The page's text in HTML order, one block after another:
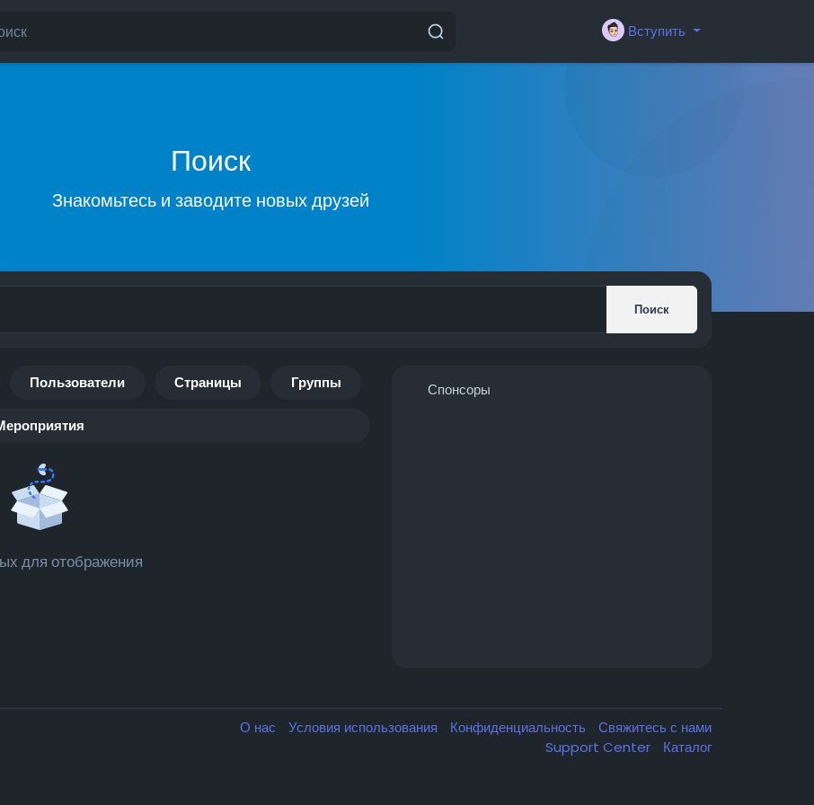
Вступить
Поиск
Знакомьтесь и заводите новых друзей
Поиск
Пользователи Страницы Группы
для отображения
Спонсоры
О нас Условия использования Конфиденциальность
Свяжитесь с нами
Support Center
Каталог